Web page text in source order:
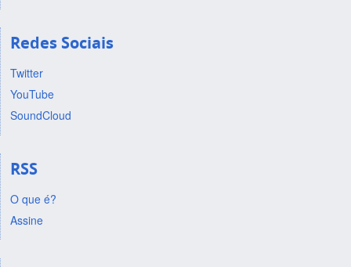
Redes Sociais
Twitter
YouTube
SoundCloud
RSS
O que é?
Assine